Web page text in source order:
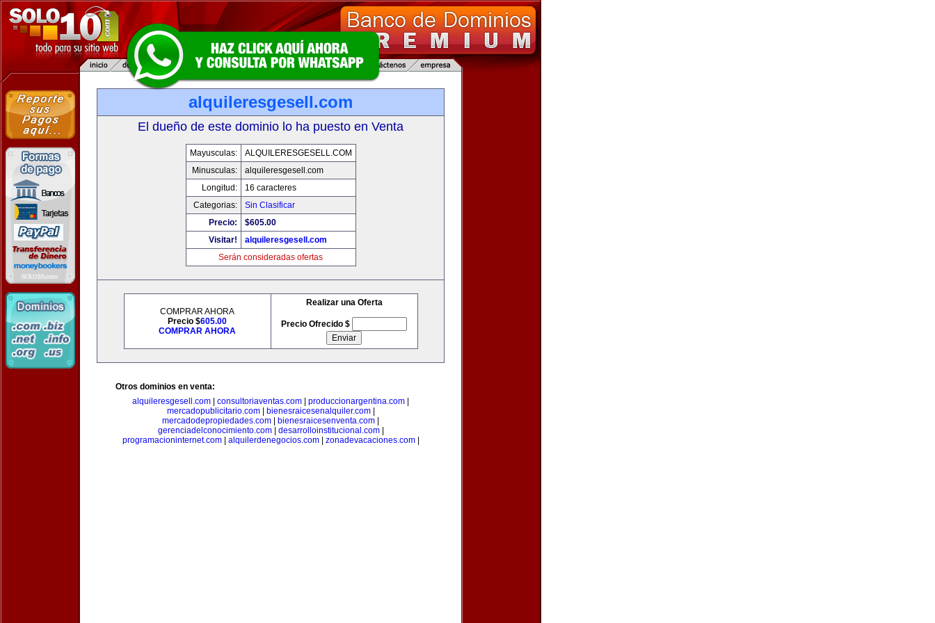
alquileresgesell.com
El dueño de este dominio lo ha puesto en Venta
Mayusculas:
ALQUILERESGESELL.COM
Minusculas:
alquileresgesell.com
Longitud:
16 caracteres
Categorias:
Sin Clasificar
Precio:
$605.00
Visitar!
alquileresgesell.com
Serán consideradas ofertas
COMPRAR AHORA
Precio $605.00
COMPRAR AHORA
Realizar una Oferta
Precio Ofrecido $
Otros dominios en venta:
alquileresgesell.com
consultoriaventas.com produccionargentina.com
mercadopublicitario.com| bienesraicesenalquiler.com|
mercadodepropiedades.com
bienesraicesenventa.com
gerenciadelconocimiento.com| desarrolloinstitucional.com|
programacioninternet.com| alquilerdenegocios.com| zonadevacaciones.com|